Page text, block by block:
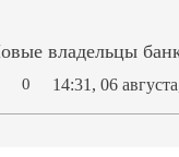
владельцы
0 14:31, 06